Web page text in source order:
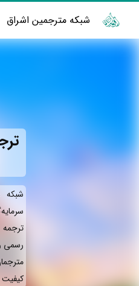
شبکه مترجمین اشراق
شبکه
رسمی
کیفیت